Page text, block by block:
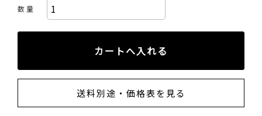
数 量
送料別途・価格表を見る